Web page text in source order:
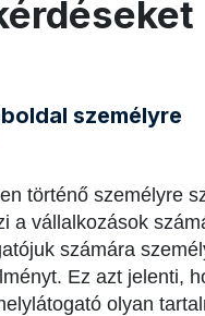
személyre
történő személyre
a vállalkozások
számára
Ez azt jelenti,
olyan